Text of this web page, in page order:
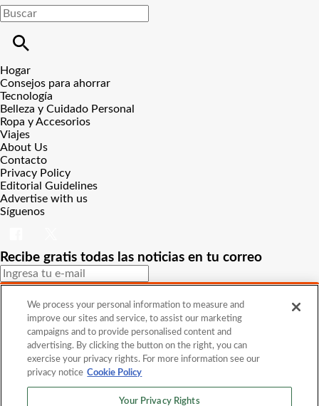
Hogar
Consejos para ahorrar
Tecnología
Belleza y Cuidado Personal
Ropa y Accesorios
Viajes
About Us
Contacto
Privacy Policy
Editorial Guidelines
Advertise with us
Síguenos
Recibe gratis todas las noticias en tu correo
SUSCRIBIRME
Este sitio está protegido por reCAPTCHA y Google
privacidady Se aplican lasCondiciones de servicio
¡Muchas gracias!Ya estás suscrito a nuestro newsletter
We process your personal information to measure and
improve our sites and service, to assist our marketing
campaigns and to provide personalised content and
advertising. By clicking the button on the right, you can
exercise your privacy rights. For more information see our
privacy notice Cookie Policy
Your Privacy Rights